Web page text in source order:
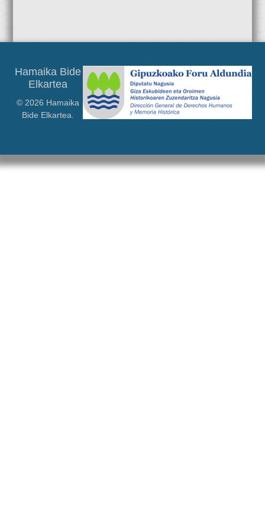
Este congreso será […]
Hamaika Bide
Elkartea
© 2026 Hamaika
Bide Elkartea.